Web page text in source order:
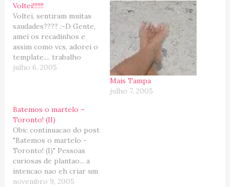
Voltei!!!!!!!
Voltei, sentiram muitas
saudades???? :-D Gente,
amei os recadinhos e
assim como vcs, adorei o
template.... trabalho
impecavel do grande
tenebroso periodo sem
internet, televisao,
churrasqueira etc etc etc
voltamos a ativa. Os
moveis ainda estao em
transito…
julho 6, 2005
Mais Tampa
julho 7, 2005
Batemos o martelo –
Toronto! (II)
Obs: continuacao do post
"Batemos o martelo -
Toronto! (I)" Pessoas
curiosas de plantao... a
intencao nao eh criar um
clima de surpresa, viu?!
novembro 9, 2005